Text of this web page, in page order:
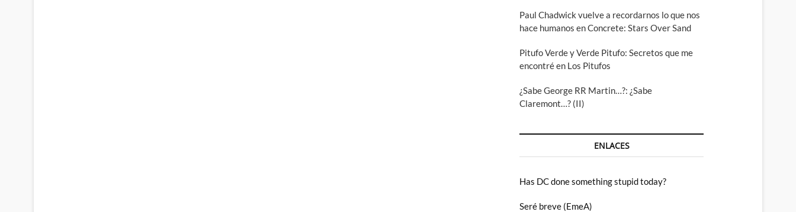
Paul Chadwick vuelve a recordarnos lo que nos
hace humanos en Concrete: Stars Over Sand
Pitufo Verde y Verde Pitufo: Secretos que me
encontré en Los Pitufos
¿Sabe George RR Martin…?: ¿Sabe
Claremont…? (II)
ENLACES
Has DC done something stupid today?
Seré breve (EmeA)